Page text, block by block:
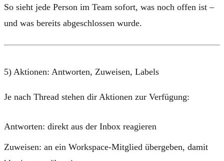
So sieht jede Person im Team sofort, was noch offen ist –
und was bereits abgeschlossen wurde.
5) Aktionen: Antworten, Zuweisen, Labels
Je nach Thread stehen dir Aktionen zur Verfügung:
Antworten: direkt aus der Inbox reagieren
Zuweisen: an ein Workspace-Mitglied übergeben, damit